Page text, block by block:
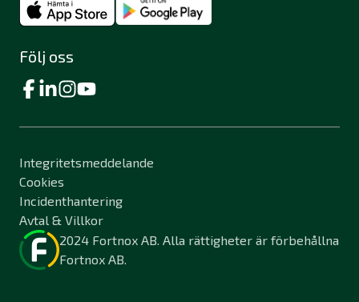
Följ oss
Integritetsmeddelande
Cookies
Incidenthantering
Avtal & Villkor
2024 Fortnox AB. Alla rättigheter är förbehållna
Fortnox AB.